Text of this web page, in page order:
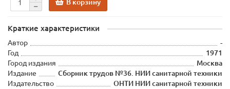
В корзину
Краткие характеристики
Автор
-
Год
1971
Город издания
Москва
Издание
Сборник трудов №36. НИИ санитарной техники
Издательство
ОНТИ НИИ санитарной техники